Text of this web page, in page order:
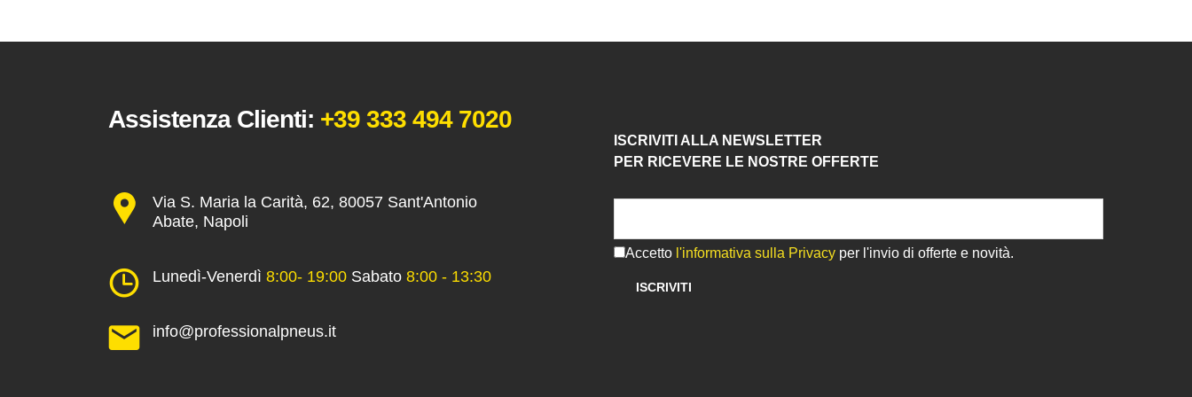
Assistenza Clienti: +39 333 494 7020
Via S. Maria la Carità, 62, 80057 Sant'Antonio
Abate, Napoli
Lunedì-Venerdì 8:00- 19:00 Sabato 8:00 - 13:30
info@professionalpneus.it
ISCRIVITI ALLA NEWSLETTER
PER RICEVERE LE NOSTRE OFFERTE
Accetto l'informativa sulla Privacy per l'invio di offerte e novità.